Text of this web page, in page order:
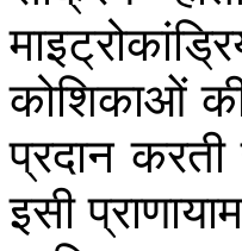
कोशिकाओं
प्रदान करती
इसी